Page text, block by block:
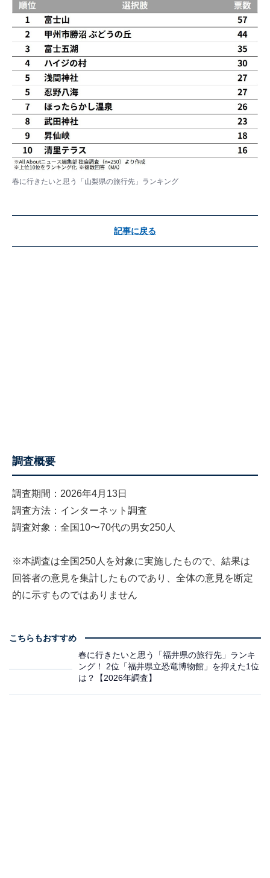
春に行きたいと思う「山梨県の旅行先」ランキング
記事に戻る
調査概要
調査期間：2026年4月13日
調査方法：インターネット調査
調査対象：全国10〜70代の男女250人
※本調査は全国250人を対象に実施したもので、結果は
回答者の意見を集計したものであり、全体の意見を断定
的に示すものではありません
こちらもおすすめ
春に行きたいと思う「福井県の旅行先」ランキ
ング！ 2位「福井県立恐竜博物館」を抑えた1位
は？【2026年調査】